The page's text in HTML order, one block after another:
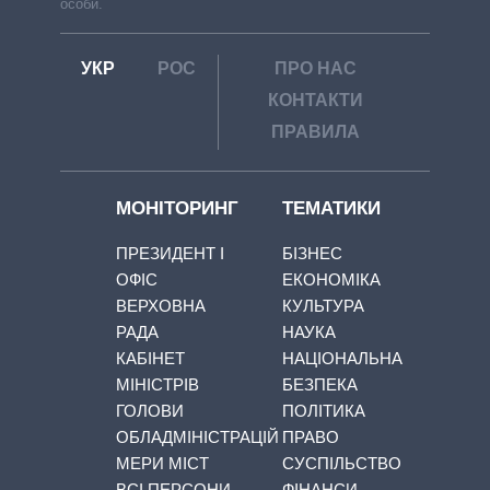
особи.
УКР РОС
ПРО НАС
КОНТАКТИ
ПРАВИЛА
МОНІТОРИНГ
ПРЕЗИДЕНТ І
ОФІС
ВЕРХОВНА
РАДА
КАБІНЕТ
МІНІСТРІВ
ГОЛОВИ
ОБЛАДМІНІСТРАЦІЙ
МЕРИ МІСТ
ТЕМАТИКИ
БІЗНЕС
ЕКОНОМІКА
КУЛЬТУРА
НАУКА
НАЦІОНАЛЬНА
БЕЗПЕКА
ПОЛІТИКА
ПРАВО
СУСПІЛЬСТВО